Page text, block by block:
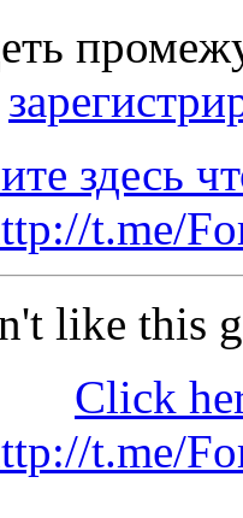
здесь
t.me/
like this
Click
t.me/